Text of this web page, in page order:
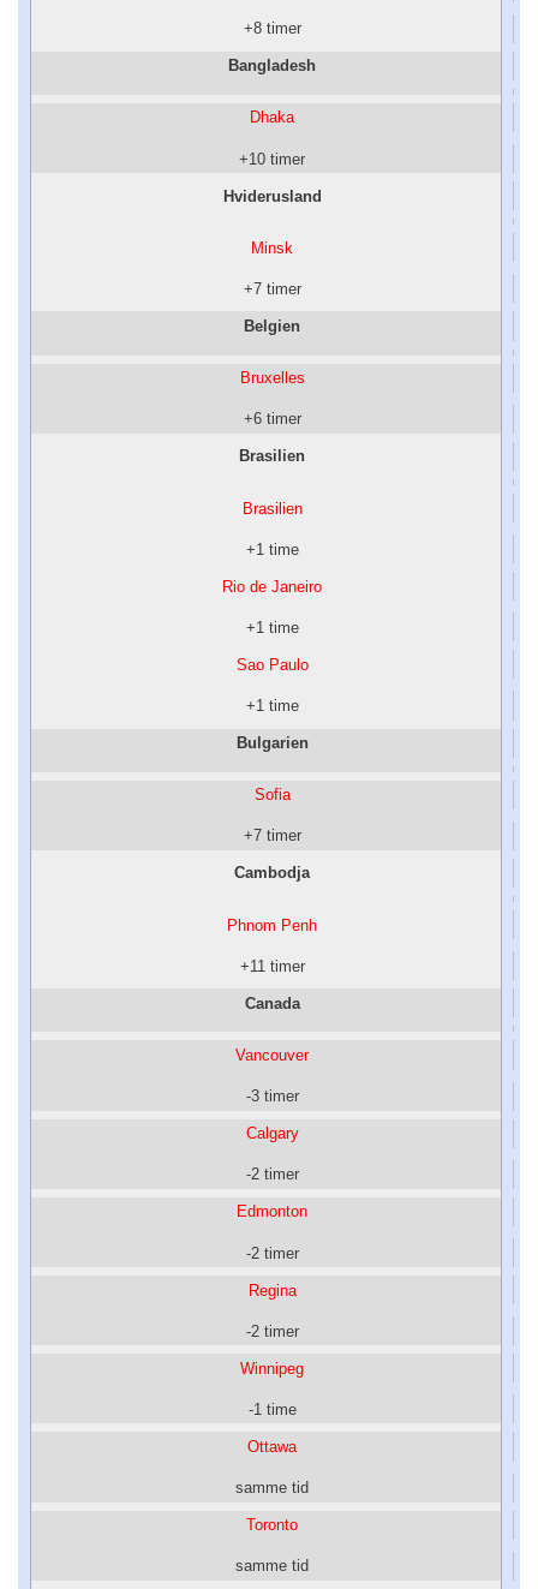
+8 timer
Bangladesh
Dhaka
+10 timer
Hviderusland
Minsk
+7 timer
Belgien
Bruxelles
+6 timer
Brasilien
Brasilien
+1 time
Rio de Janeiro
+1 time
Sao Paulo
+1 time
Bulgarien
Sofia
+7 timer
Cambodja
Phnom Penh
+11 timer
Canada
Vancouver
-3 timer
Calgary
-2 timer
Edmonton
-2 timer
Regina
-2 timer
Winnipeg
-1 time
Ottawa
samme tid
Toronto
samme tid